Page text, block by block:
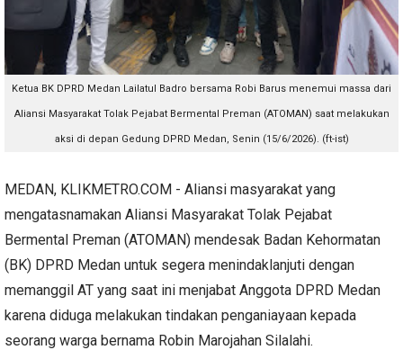
Ketua BK DPRD Medan Lailatul Badro bersama Robi Barus menemui massa dari
Aliansi Masyarakat Tolak Pejabat Bermental Preman (ATOMAN) saat melakukan
aksi di depan Gedung DPRD Medan, Senin (15/6/2026). (ft-ist)
MEDAN, KLIKMETRO.COM - Aliansi masyarakat yang
mengatasnamakan Aliansi Masyarakat Tolak Pejabat
Bermental Preman (ATOMAN) mendesak Badan Kehormatan
(BK) DPRD Medan untuk segera menindaklanjuti dengan
memanggil AT yang saat ini menjabat Anggota DPRD Medan
karena diduga melakukan tindakan penganiayaan kepada
seorang warga bernama Robin Marojahan Silalahi.